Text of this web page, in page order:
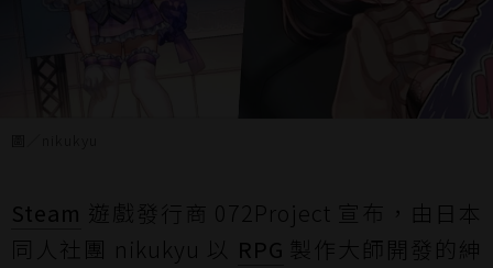
Steam 遊戲發行商 072Project 宣布，由日本
同人社團 nikukyu 以 RPG 製作大師開發的紳